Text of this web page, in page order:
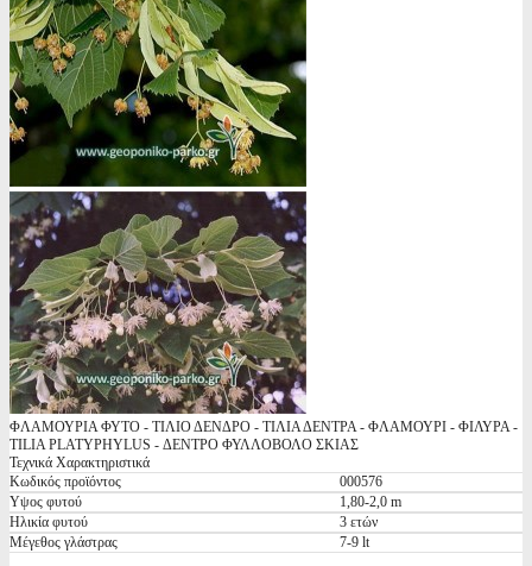
ΦΛΑΜΟΥΡΙΑ ΦΥΤΟ - ΤΙΛΙΟ ΔΕΝΔΡΟ - ΤΙΛΙΑ ΔΕΝΤΡΑ - ΦΛΑΜΟΥΡΙ - ΦΙΛΥΡΑ -
TILIA PLATYPHYLUS - ΔΕΝΤΡΟ ΦΥΛΛΟΒΟΛΟ ΣΚΙΑΣ
Τεχνικά Χαρακτηριστικά
Κωδικός προϊόντος
000576
Υψος φυτού
1,80-2,0 m
Ηλικία φυτού
3 ετών
Μέγεθος γλάστρας
7-9 lt